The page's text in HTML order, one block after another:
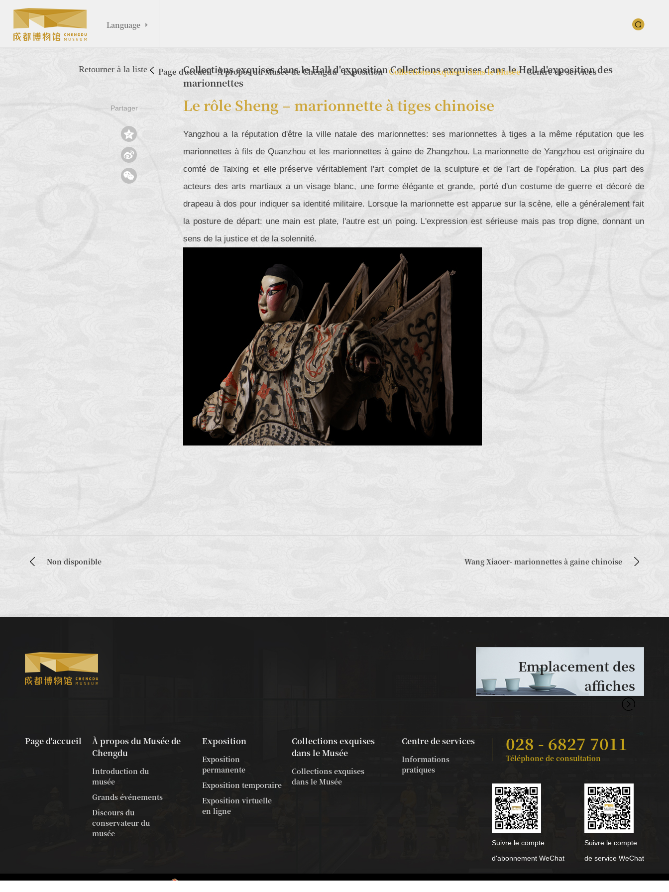
Language 
Page d'accueil À propos du Musée de Chengdu Exposition Collections exquises dans le Musée Centre de services
Retourner à la liste
—— Partager ——



Collections exquises dans le Hall d'exposition Collections exquises dans le Hall d'exposition des
marionnettes
Le rôle Sheng – marionnette à tiges chinoise
Yangzhou a la réputation d'être la ville natale des marionnettes: ses marionnettes à tiges a la même réputation que les
marionnettes à fils de Quanzhou et les marionnettes à gaine de Zhangzhou. La marionnette de Yangzhou est originaire du
comté de Taixing et elle préserve véritablement l'art complet de la sculpture et de l'art de l'opération. La plus part des
acteurs des arts martiaux a un visage blanc, une forme élégante et grande, porté d'un costume de guerre et décoré de
drapeau à dos pour indiquer sa identité militaire. Lorsque la marionnette est apparue sur la scène, elle a généralement fait
la posture de départ: une main est plate, l'autre est un poing. L'expression est sérieuse mais pas trop digne, donnant un
sens de la justice et de la solennité.
Non disponible Wang Xiaoer- marionnettes à gaine chinoise
Emplacement des
affiches
Page d'accueil
À propos du Musée de
Chengdu
Introduction du
musée
Grands événements
Discours du
conservateur du
musée
Exposition
Exposition
permanente
Exposition temporaire
Exposition virtuelle
en ligne
Collections exquises
dans le Musée
Collections exquises
dans le Musée
Centre de services
Informations
pratiques
028 - 6827 7011
Téléphone de consultation
Suivre le compte
de service WeChat
Suivre le compte
d'abonnement WeChat